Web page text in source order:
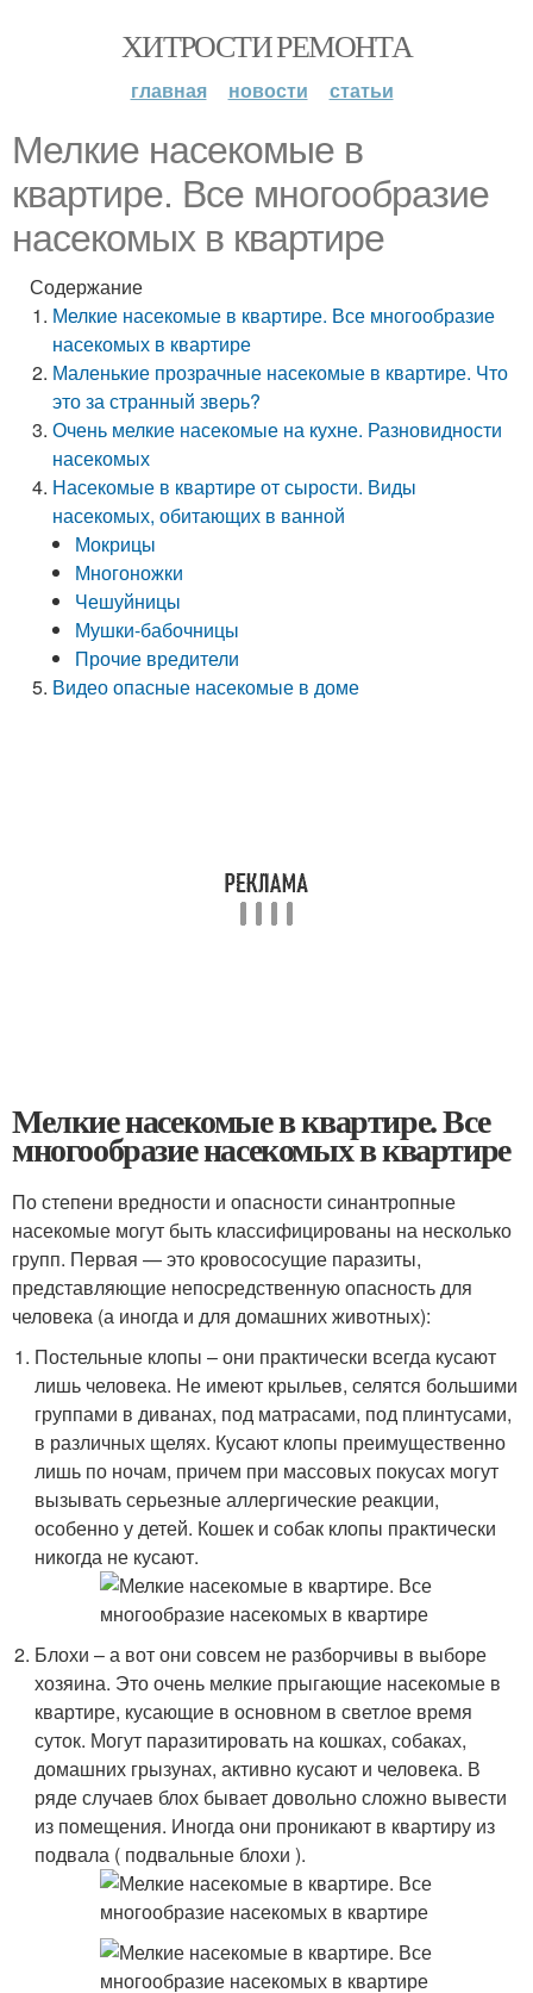
ХИТРОСТИ РЕМОНТА
главная новости статьи
Мелкие насекомые в
квартире. Все многообразие
насекомых в квартире
Содержание
Мелкие насекомые в квартире. Все многообразие
насекомых в квартире
Маленькие прозрачные насекомые в квартире. Что
это за странный зверь?
Очень мелкие насекомые на кухне. Разновидности
насекомых
Насекомые в квартире от сырости. Виды
насекомых, обитающих в ванной
Мокрицы
Многоножки
Чешуйницы
Мушки-бабочницы
Прочие вредители
Видео опасные насекомые в доме
Мелкие насекомые в квартире. Все
многообразие насекомых в квартире
По степени вредности и опасности синантропные
насекомые могут быть классифицированы на несколько
групп. Первая — это кровососущие паразиты,
представляющие непосредственную опасность для
человека (а иногда и для домашних животных):
Постельные клопы – они практически всегда кусают
лишь человека. Не имеют крыльев, селятся большими
группами в диванах, под матрасами, под плинтусами,
в различных щелях. Кусают клопы преимущественно
лишь по ночам, причем при массовых покусах могут
вызывать серьезные аллергические реакции,
особенно у детей. Кошек и собак клопы практически
никогда не кусают.
Блохи – а вот они совсем не разборчивы в выборе
хозяина. Это очень мелкие прыгающие насекомые в
квартире, кусающие в основном в светлое время
суток. Могут паразитировать на кошках, собаках,
домашних грызунах, активно кусают и человека. В
ряде случаев блох бывает довольно сложно вывести
из помещения. Иногда они проникают в квартиру из
подвала ( подвальные блохи ).